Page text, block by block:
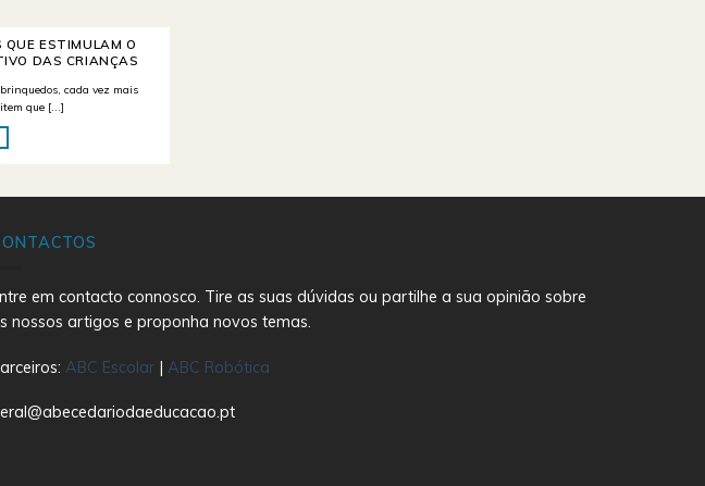
QUE ESTIMULAM O
DAS CRIANÇAS
cada vez mais
que [...]
em contacto connosco. Tire as suas dúvidas ou partilhe a sua opinião sobre
nossos artigos e proponha novos temas.
ABC Escolar | ABC Robótica